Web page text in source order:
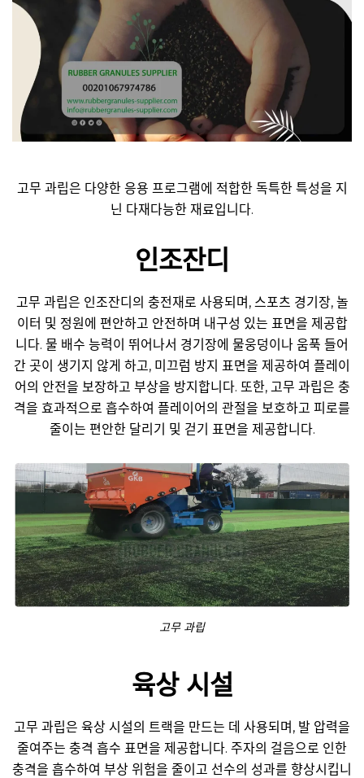
고무 과립은 다양한 응용 프로그램에 적합한 독특한 특성을 지
닌 다재다능한 재료입니다.
인조잔디
고무 과립은 인조잔디의 충전재로 사용되며, 스포츠 경기장, 놀
이터 및 정원에 편안하고 안전하며 내구성 있는 표면을 제공합
니다. 물 배수 능력이 뛰어나서 경기장에 물웅덩이나 움푹 들어
간 곳이 생기지 않게 하고, 미끄럼 방지 표면을 제공하여 플레이
어의 안전을 보장하고 부상을 방지합니다. 또한, 고무 과립은 충
격을 효과적으로 흡수하여 플레이어의 관절을 보호하고 피로를
줄이는 편안한 달리기 및 걷기 표면을 제공합니다.
고무 과립
육상 시설
고무 과립은 육상 시설의 트랙을 만드는 데 사용되며, 발 압력을
줄여주는 충격 흡수 표면을 제공합니다. 주자의 걸음으로 인한
충격을 흡수하여 부상 위험을 줄이고 선수의 성과를 향상시킵니